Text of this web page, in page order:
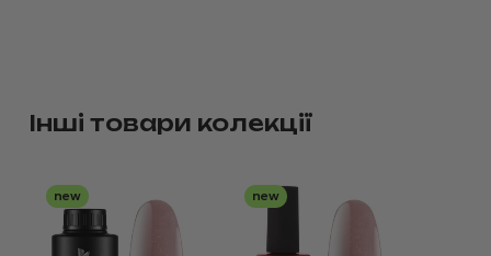
Інші товари колекції
new new